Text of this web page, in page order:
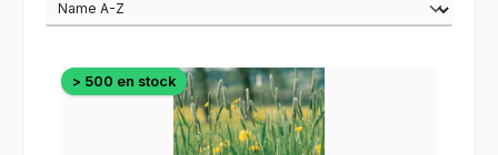
> 500 en stock